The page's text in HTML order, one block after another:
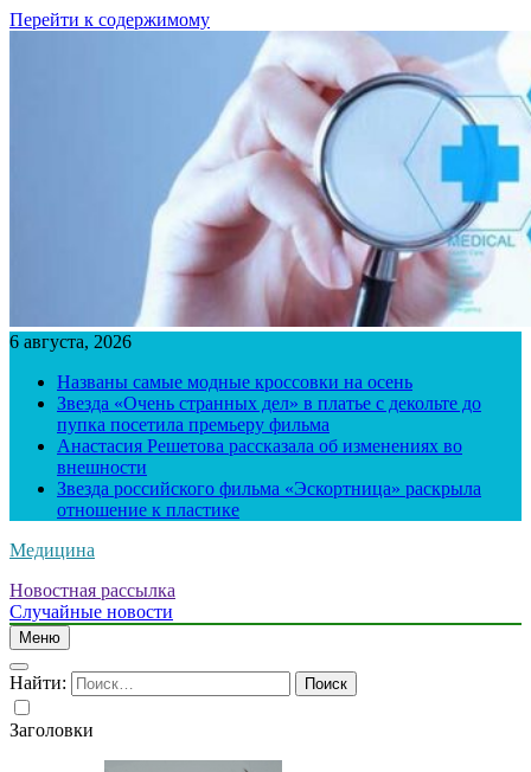
Перейти к содержимому
6 августа, 2026
Названы самые модные кроссовки на осень
Звезда «Очень странных дел» в платье с декольте до
пупка посетила премьеру фильма
Анастасия Решетова рассказала об изменениях во
внешности
Звезда российского фильма «Эскортница» раскрыла
отношение к пластике
Медицина
Новостная рассылка
Случайные новости
Меню
Найти:
Заголовки